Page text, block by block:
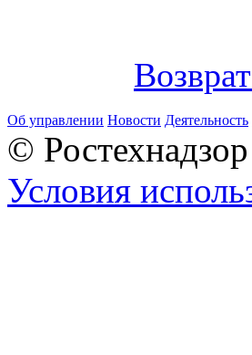
Об управлении Новости Деятельность
©
Условия